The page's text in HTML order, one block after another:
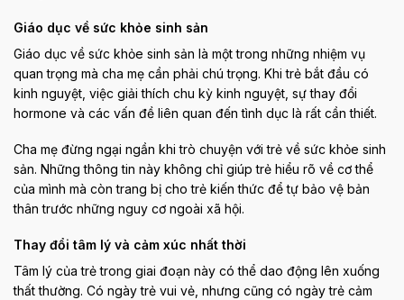
Giáo dục về sức khỏe sinh sản
Giáo dục về sức khỏe sinh sản là một trong những nhiệm vụ
quan trọng mà cha mẹ cần phải chú trọng. Khi trẻ bắt đầu có
kinh nguyệt, việc giải thích chu kỳ kinh nguyệt, sự thay đổi
hormone và các vấn đề liên quan đến tình dục là rất cần thiết.
Cha mẹ đừng ngại ngần khi trò chuyện với trẻ về sức khỏe sinh
sản. Những thông tin này không chỉ giúp trẻ hiểu rõ về cơ thể
của mình mà còn trang bị cho trẻ kiến thức để tự bảo vệ bản
thân trước những nguy cơ ngoài xã hội.
Thay đổi tâm lý và cảm xúc nhất thời
Tâm lý của trẻ trong giai đoạn này có thể dao động lên xuống
thất thường. Có ngày trẻ vui vẻ, nhưng cũng có ngày trẻ cảm